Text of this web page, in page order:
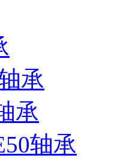
承
承
轴承